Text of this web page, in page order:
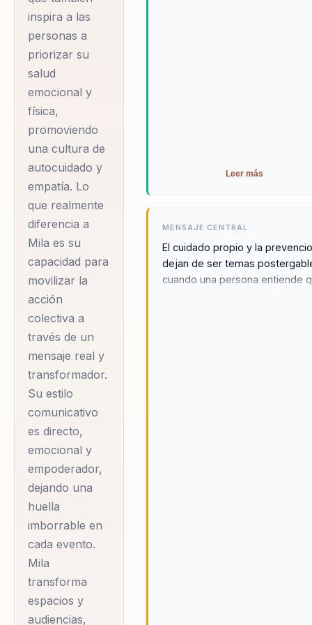
compartiendo su
testimonio y
educando sobre la
detección temprana
del cáncer de mama.
Su capacidad para
conectar con el
público y humanizar
el tema de la
prevención la ha
convertido en una
campañas de
responsabilidad
social empresarial y
salud
organizacional.
Mila es la creadora
de 'Somos
Fabulosas', una
agrupación dedicada
a la rehabilitación
física y emocional
de mujeres que
enfrentan el
diagnóstico de
cáncer de mama. A
través de charlas,
conversatorios y
talleres, Mila
inspira a las
personas a
priorizar su
salud
emocional y
física,
promoviendo
una cultura de
autocuidado y
empatía. Lo
que realmente
diferencia a
Mila es su
capacidad para
movilizar la
acción
colectiva a
través de un
mensaje real y
transformador.
Su estilo
comunicativo
es directo,
emocional y
empoderador,
dejando una
huella
imborrable en
cada evento.
Mila
transforma
espacios y
audiencias,
Leer más
MENSAJE CENTRAL
El cuidado propio y la
dejan de ser temas
cuando una persona entiende